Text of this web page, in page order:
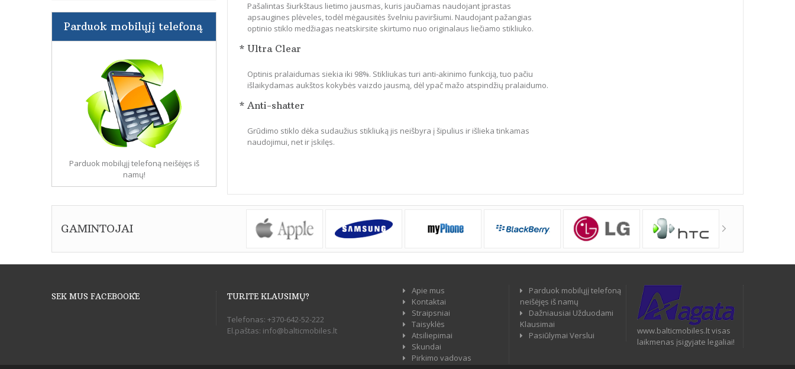
Parduok mobilųjį telefoną
Parduok mobilųjį telefoną neišėjęs iš
namų!
Pašalintas šiurkštaus lietimo jausmas, kuris jaučiamas naudojant įprastas
apsaugines plėveles, todėl mėgausitės švelniu paviršiumi. Naudojant pažangias
optinio stiklo medžiagas neatskirsite skirtumo nuo originalaus liečiamo stikliuko.
* Ultra Clear
Optinis pralaidumas siekia iki 98%. Stikliukas turi anti-akinimo funkciją, tuo pačiu
išlaikydamas aukštos kokybės vaizdo jausmą, dėl ypač mažo atspindžių pralaidumo.
* Anti-shatter
Grūdimo stiklo dėka sudaužius stikliuką jis neišbyra į šipulius ir išlieka tinkamas
naudojimui, net ir įskilęs.
GAMINTOJAI
SEK MUS FACEBOOK`E TURITE KLAUSIMŲ?
Telefonas: +370-642-52-222
El.paštas: info@balticmobiles.lt
Apie mus
Kontaktai
Straipsniai
Taisyklės
Atsiliepimai
Skundai
Pirkimo vadovas
Parduok mobilųjį telefoną
neišėjęs iš namų
Dažniausiai Užduodami
Klausimai
Pasiūlymai Verslui
www.balticmobiles.lt visas
laikmenas įsigyjate legaliai!